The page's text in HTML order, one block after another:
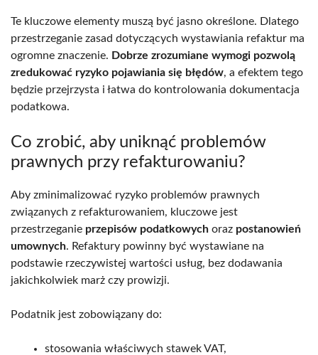
Te kluczowe elementy muszą być jasno określone. Dlatego
przestrzeganie zasad dotyczących wystawiania refaktur ma
ogromne znaczenie. Dobrze zrozumiane wymogi pozwolą
zredukować ryzyko pojawiania się błędów, a efektem tego
będzie przejrzysta i łatwa do kontrolowania dokumentacja
podatkowa.
Co zrobić, aby uniknąć problemów
prawnych przy refakturowaniu?
Aby zminimalizować ryzyko problemów prawnych
związanych z refakturowaniem, kluczowe jest
przestrzeganie przepisów podatkowych oraz postanowień
umownych. Refaktury powinny być wystawiane na
podstawie rzeczywistej wartości usług, bez dodawania
jakichkolwiek marż czy prowizji.
Podatnik jest zobowiązany do:
stosowania właściwych stawek VAT,